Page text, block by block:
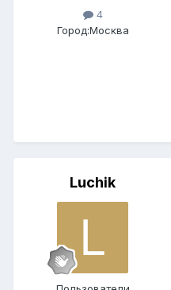
4
Город:Москва
Luchik